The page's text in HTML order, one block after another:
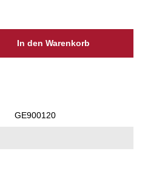
den gewünschten
In den Warenkorb
GE900120